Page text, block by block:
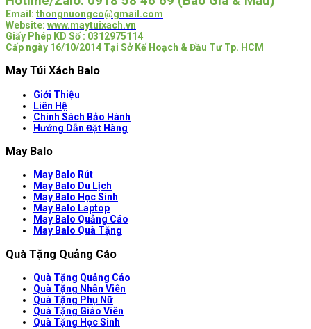
Email: thongnuongco@gmail.com
Website: www.maytuixach.vn
Giấy Phép KD Số : 0312975114
Cấp ngày 16/10/2014 Tại Sở Kế Hoạch & Đầu Tư Tp. HCM
May Túi Xách Balo
Giới Thiệu
Liên Hệ
Chính Sách Bảo Hành
Hướng Dẫn Đặt Hàng
May Balo
May Balo Rút
May Balo Du Lịch
May Balo Học Sinh
May Balo Laptop
May Balo Quảng Cáo
May Balo Quà Tặng
Quà Tặng Quảng Cáo
Quà Tặng Quảng Cáo
Quà Tặng Nhân Viên
Quà Tặng Phụ Nữ
Quà Tặng Giáo Viên
Quà Tặng Học Sinh